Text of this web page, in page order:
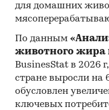
для домашних
По данным
животного жира
BusinesStat в 2026
стране выросли на
обусловлен
ключевых